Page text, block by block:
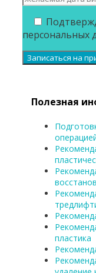
персональных
Полезная
пластика